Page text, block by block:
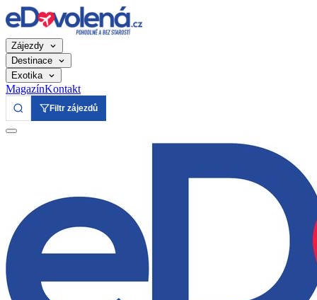
Zájezdy
Destinace
Exotika
MagazínKontakt
Filtr zájezdů